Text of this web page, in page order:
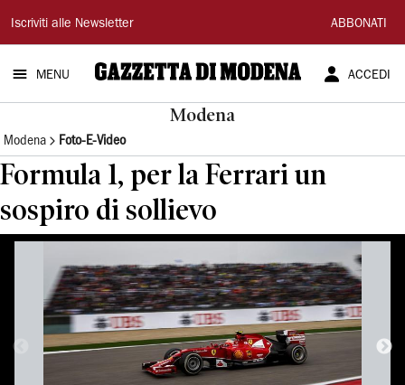
Gazzetta
di
Modena
Iscriviti alle Newsletter ABBONATI
MENU ACCEDI
Modena
Modena Foto-E-Video
Formula 1, per la Ferrari un
sospiro di sollievo